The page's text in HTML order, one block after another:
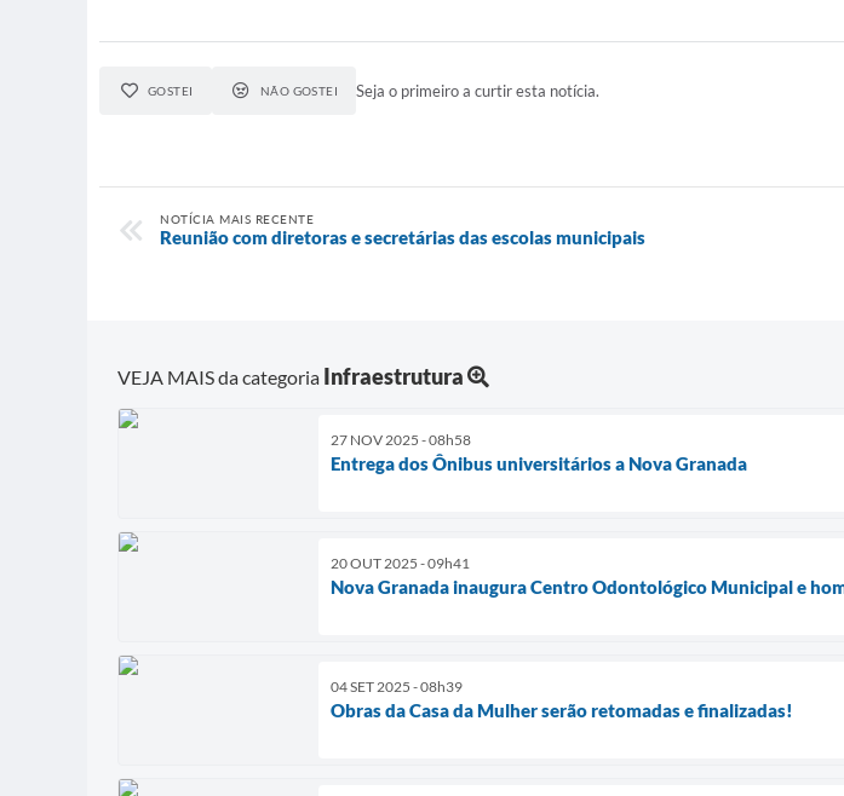
GOSTEI NÃO GOSTEI Seja o primeiro a curtir esta notícia.
NOTÍCIA MAIS RECENTE
Reunião com diretoras e secretárias das escolas municipais
VEJA MAIS da categoria Infraestrutura
27 NOV 2025 - 08h58
Entrega dos Ônibus universitários a Nova Granada
20 OUT 2025 - 09h41
Nova Granada inaugura Centro Odontológico Municipal e
04 SET 2025 - 08h39
Obras da Casa da Mulher serão retomadas e finalizadas!